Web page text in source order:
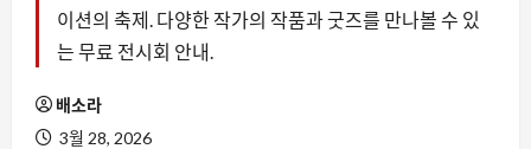
이션의 축제. 다양한 작가의 작품과 굿즈를 만나볼 수 있
는 무료 전시회 안내.
배소라
3월 28, 2026